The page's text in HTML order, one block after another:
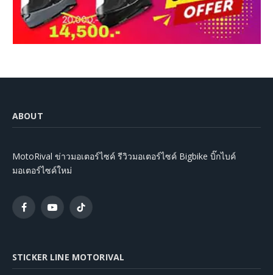
ABOUT
MotoRival ข่าวมอเตอร์ไซค์ รีวิวมอเตอร์ไซค์ Bigbike บิ๊กไบค์
มอเตอร์ไซค์ใหม่
FacebookYouTubeTikTok
STICKER LINE MOTORIVAL